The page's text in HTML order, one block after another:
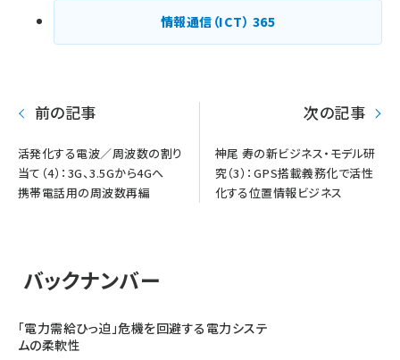
ジ
送
情報通信（ICT） 365
前の記事
活発化する電波／周波数の割り
当て（4）：3G、3.5Gから4Gへ
携帯電話用の周波数再編
次の記事
神尾 寿の新ビジネス・モデル研
究（3）：GPS搭載義務化で活性
化する位置情報ビジネス
バックナンバー
「電力需給ひっ迫」危機を回避する電力システ
ムの柔軟性